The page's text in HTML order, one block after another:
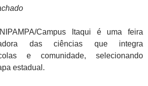
Campus Itaqui é uma feira
das ciências que integra
e comunidade, selecionando
estadual.